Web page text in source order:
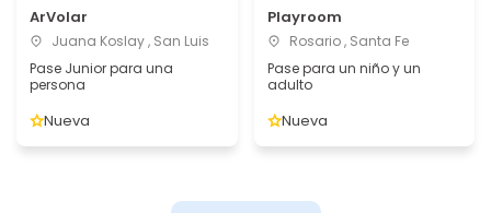
ArVolar
Juana Koslay , San Luis
Pase Junior para una
persona
Nueva
Playroom
Rosario , Santa Fe
Pase para un niño y un
adulto
Nueva